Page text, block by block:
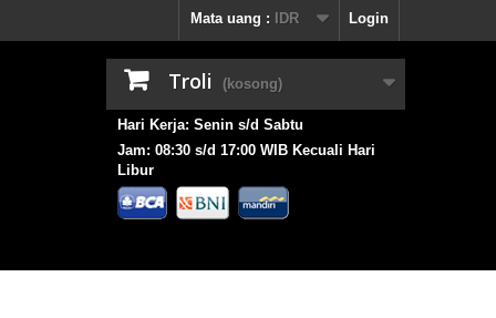
Login
Mata uang : IDR
Troli (kosong)
Hari Kerja: Senin s/d Sabtu
Jam: 08:30 s/d 17:00 WIB Kecuali Hari
Libur